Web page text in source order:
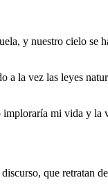
y nuestro cielo se
a la vez las leyes
mi vida y la
que retratan